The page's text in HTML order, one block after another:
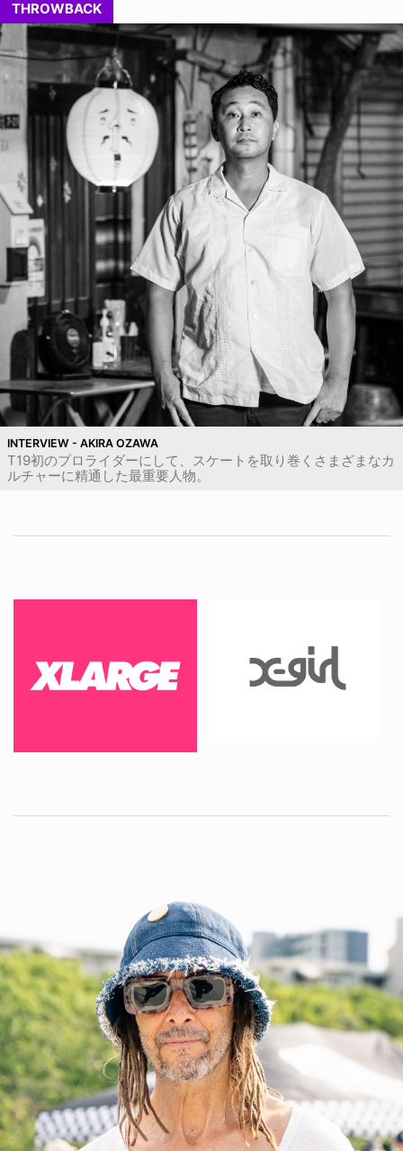
THROWBACK
INTERVIEW - AKIRA OZAWA
T19初のプロライダーにして、スケートを取り巻くさまざまなカ
ルチャーに精通した最重要人物。